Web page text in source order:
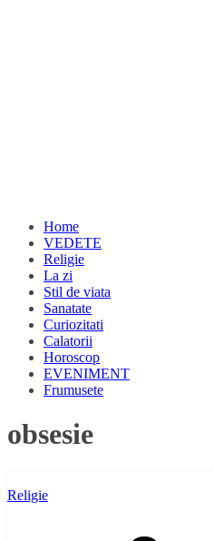
Home
VEDETE
Religie
La zi
Stil de viata
Sanatate
Curiozitati
Calatorii
Horoscop
EVENIMENT
Frumusete
obsesie
Religie